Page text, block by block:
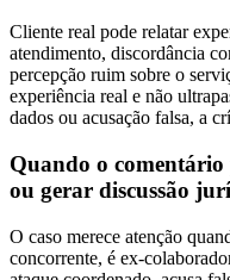
Cliente real pode relatar
atendimento, discordância
percepção ruim sobre o
experiência real e não
dados ou acusação falsa, a
Quando o
ou gerar discussão
O caso merece atenção
concorrente, é ex-